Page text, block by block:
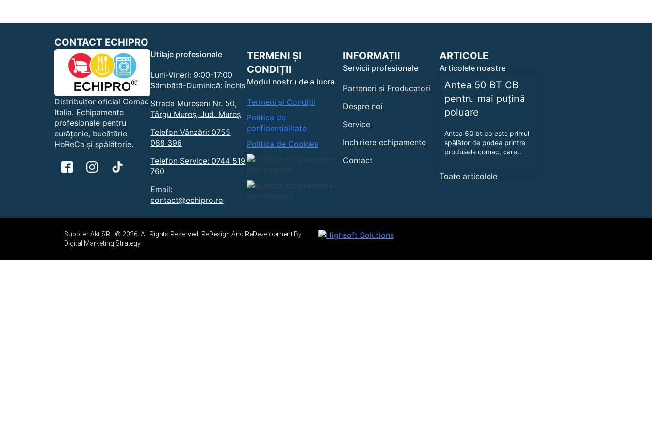
CONTACT ECHIPRO
Distribuitor oficial Comac
Italia. Echipamente
profesionale pentru
curățenie, bucătărie
HoReCa și spălătorie.
Utilaje profesionale
Luni-Vineri: 9:00-17:00
Sâmbătă-Duminică: Închis
Strada Mureșeni Nr. 50,
Târgu Mureș, Jud. Mureș
Telefon Vânzări: 0755
088 396
Telefon Service: 0744 519
760
Email:
contact@echipro.ro
TERMENI ȘI
CONDIȚII
Modul nostru de a lucra
Termeni și Condiții
Politica de
confidențialitate
Politica de Cookies
INFORMAȚII
Servicii profesionale
Parteneri si Producatori
Despre noi
Service
Inchiriere echipamente
Contact
ARTICOLE
Articolele noastre
Antea 50 BT CB
pentru mai puțină
poluare
Antea 50 bt cb este primul
spălător de podea printre
produsele comac, care…
Toate articolele
Supplier Akt SRL © 2026. All Rights Reserved. ReDesign And ReDevelopment By
Digital Marketing Strategy